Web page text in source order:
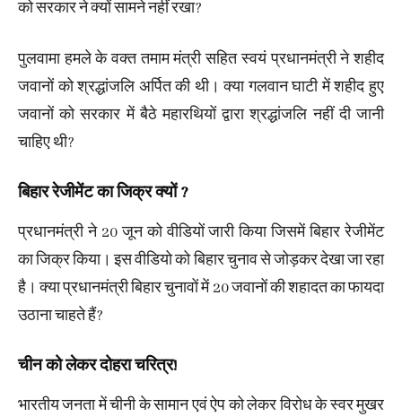
को सरकार ने क्यों सामने नहीं रखा?
पुलवामा हमले के वक्त तमाम मंत्री सहित स्वयं प्रधानमंत्री ने शहीद
जवानों को श्रद्धांजलि अर्पित की थी। क्या गलवान घाटी में शहीद हुए
जवानों को सरकार में बैठे महारथियों द्वारा श्रद्धांजलि नहीं दी जानी
चाहिए थी?​
बिहार रेजीमेंट का जिक्र क्यों ?
प्रधानमंत्री ने 20 जून को वीडियों जारी किया जिसमें बिहार रेजीमेंट
का जिक्र किया। इस वीडियो को बिहार चुनाव से जोड़कर देखा जा रहा
है। क्या प्रधानमंत्री बिहार चुनावों में 20 जवानों की शहादत का फायदा
उठाना चाहते हैं?
चीन को लेकर दोहरा चरित्र!
भारतीय जनता में चीनी के सामान एवं ऐप को लेकर विरोध के स्वर मुखर